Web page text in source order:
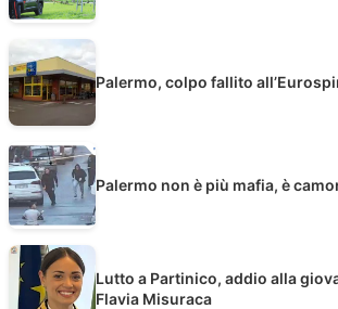
Palermo, colpo fallito
Palermo non è più mafia, è
Lutto a Partinico, addio alla
Flavia Misuraca